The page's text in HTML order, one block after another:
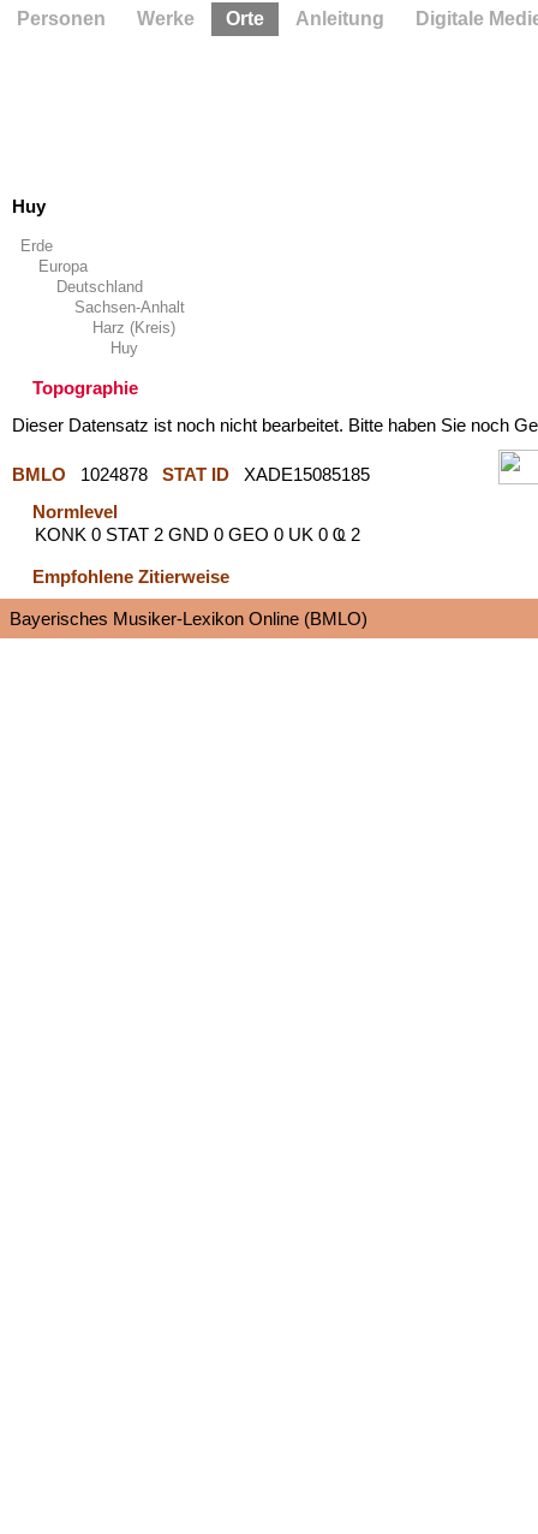
Huy
Erde
Europa
Deutschland
Sachsen-Anhalt
Harz (Kreis)
Huy
Topographie
Dieser Datensatz ist noch nicht bearbeitet. Bitte haben Sie noch
BMLO 1024878 STAT ID
XADE15085185
Normlevel
KONK 0 STAT 2 GND 0 GEO 0 UK 0 Ҩ 2
Empfohlene Zitierweise
Bayerisches Musiker-Lexikon Online (BMLO)
Personen Werke Orte Anleitung Digitale